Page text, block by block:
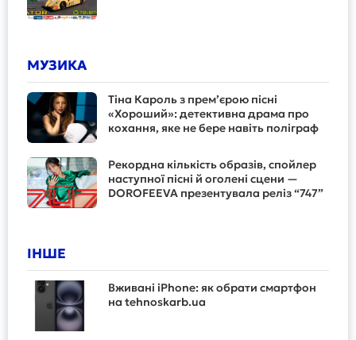
МУЗИКА
Тіна Кароль з прем’єрою пісні
«Хороший»: детективна драма про
кохання, яке не бере навіть поліграф
Рекордна кількість образів, спойлер
наступної пісні й оголені сцени —
DOROFEEVA презентувала реліз “747”
ІНШЕ
Вживані iPhone: як обрати смартфон
на tehnoskarb.ua